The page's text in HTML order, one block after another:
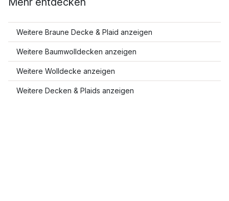
Weitere Braune Decke & Plaid anzeigen
Weitere Baumwolldecken anzeigen
Weitere Wolldecke anzeigen
Weitere Decken & Plaids anzeigen